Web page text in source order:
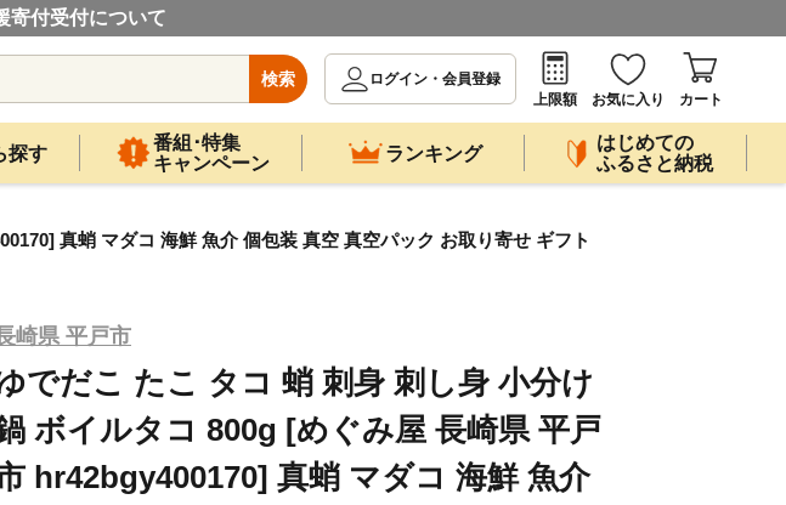
寄付受付について
検索
ログイン・会員登録
上限額
お気に入り カート
探す
番組･特集
キャンペーン
ランキング
はじめての
ふるさと納税
真蛸 マダコ 海鮮 魚介 個包装 真空 真空パック お取り寄せ ギフト
崎県 平戸市
でだこ たこ タコ 蛸 刺身 刺し身 小分け
ボイルタコ 800g [めぐみ屋 長崎県 平戸
hr42bgy400170] 真蛸 マダコ 海鮮 魚介